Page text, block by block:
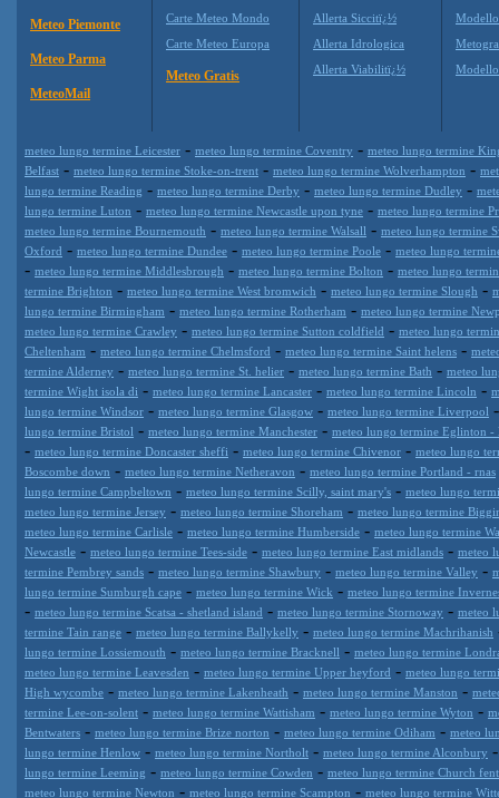
Meteo Piemonte
Meteo Parma
MeteoMail
Carte Meteo Mondo
Carte Meteo Europa
Meteo Gratis
Allerta Siccitï¿½
Allerta Idrologica
Allerta Viabilitï¿½
Modello
meteo lungo termine Leicester - meteo lungo termine Coventry - meteo lungo termine
Belfast - meteo lungo termine Stoke-on-trent - meteo lungo termine Wolverhampton -
lungo termine Reading - meteo lungo termine Derby - meteo lungo termine Dudley -
lungo termine Luton - meteo lungo termine Newcastle upon tyne - meteo lungo termine
meteo lungo termine Bournemouth - meteo lungo termine Walsall - meteo lungo termine
Oxford - meteo lungo termine Dundee - meteo lungo termine Poole - meteo lungo
- meteo lungo termine Middlesbrough - meteo lungo termine Bolton - meteo lungo
termine Brighton - meteo lungo termine West bromwich - meteo lungo termine Slough -
lungo termine Birmingham - meteo lungo termine Rotherham - meteo lungo termine
meteo lungo termine Crawley - meteo lungo termine Sutton coldfield - meteo lungo
Cheltenham - meteo lungo termine Chelmsford - meteo lungo termine Saint helens -
termine Alderney - meteo lungo termine St. helier - meteo lungo termine Bath - meteo
termine Wight isola di - meteo lungo termine Lancaster - meteo lungo termine Lincoln -
lungo termine Windsor - meteo lungo termine Glasgow - meteo lungo termine Liverpool
lungo termine Bristol - meteo lungo termine Manchester - meteo lungo termine Eglinton -
- meteo lungo termine Doncaster sheffi - meteo lungo termine Chivenor - meteo lungo
Boscombe down - meteo lungo termine Netheravon - meteo lungo termine Portland - rnas
lungo termine Campbeltown - meteo lungo termine Scilly, saint mary's - meteo lungo
meteo lungo termine Jersey - meteo lungo termine Shoreham - meteo lungo termine
meteo lungo termine Carlisle - meteo lungo termine Humberside - meteo lungo termine
Newcastle - meteo lungo termine Tees-side - meteo lungo termine East midlands - meteo
termine Pembrey sands - meteo lungo termine Shawbury - meteo lungo termine Valley -
lungo termine Sumburgh cape - meteo lungo termine Wick - meteo lungo termine
- meteo lungo termine Scatsa - shetland island - meteo lungo termine Stornoway - meteo
termine Tain range - meteo lungo termine Ballykelly - meteo lungo termine Machrihanish
lungo termine Lossiemouth - meteo lungo termine Bracknell - meteo lungo termine
meteo lungo termine Leavesden - meteo lungo termine Upper heyford - meteo lungo
High wycombe - meteo lungo termine Lakenheath - meteo lungo termine Manston -
termine Lee-on-solent - meteo lungo termine Wattisham - meteo lungo termine Wyton -
Bentwaters - meteo lungo termine Brize norton - meteo lungo termine Odiham - meteo
lungo termine Henlow - meteo lungo termine Northolt - meteo lungo termine Alconbury
lungo termine Leeming - meteo lungo termine Cowden - meteo lungo termine Church
meteo lungo termine Newton - meteo lungo termine Scampton - meteo lungo termine